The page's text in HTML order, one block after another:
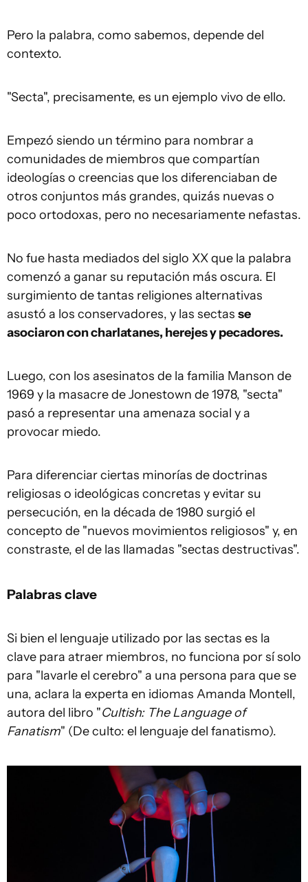
Pero la palabra, como sabemos, depende del
contexto.
"Secta", precisamente, es un ejemplo vivo de ello.
Empezó siendo un término para nombrar a
comunidades de miembros que compartían
ideologías o creencias que los diferenciaban de
otros conjuntos más grandes, quizás nuevas o
poco ortodoxas, pero no necesariamente nefastas.
No fue hasta mediados del siglo XX que la palabra
comenzó a ganar su reputación más oscura. El
surgimiento de tantas religiones alternativas
asustó a los conservadores, y las sectas se
asociaron con charlatanes, herejes y pecadores.
Luego, con los asesinatos de la familia Manson de
1969 y la masacre de Jonestown de 1978, "secta"
pasó a representar una amenaza social y a
provocar miedo.
Para diferenciar ciertas minorías de doctrinas
religiosas o ideológicas concretas y evitar su
persecución, en la década de 1980 surgió el
concepto de "nuevos movimientos religiosos" y, en
constraste, el de las llamadas "sectas destructivas".​
Palabras clave
Si bien el lenguaje utilizado por las sectas es la
clave para atraer miembros, no funciona por sí solo
para "lavarle el cerebro" a una persona para que se
una, aclara la experta en idiomas Amanda Montell,
autora del libro "Cultish: The Language of
Fanatism" (De culto: el lenguaje del fanatismo).